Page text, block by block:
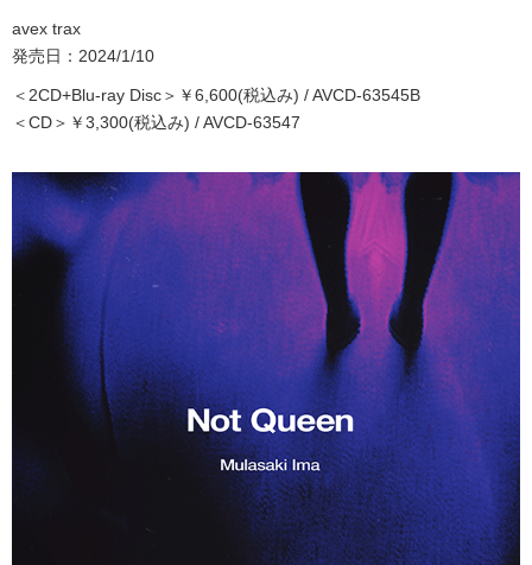
avex trax
発売日：2024/1/10
＜2CD+Blu-ray Disc＞￥6,600(税込み) / AVCD-63545B
＜CD＞￥3,300(税込み) / AVCD-63547